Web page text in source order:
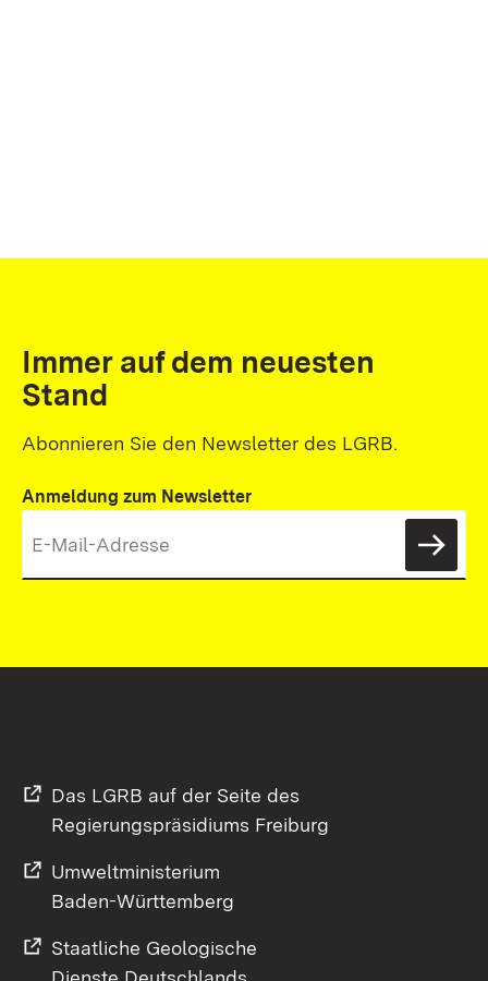
Immer auf dem neuesten
Stand
Abonnieren Sie den Newsletter des LGRB.
Anmeldung zum Newsletter
Das LGRB auf der Seite des
Regierungspräsidiums Freiburg
Umweltministerium
Baden-Württemberg
Staatliche Geologische